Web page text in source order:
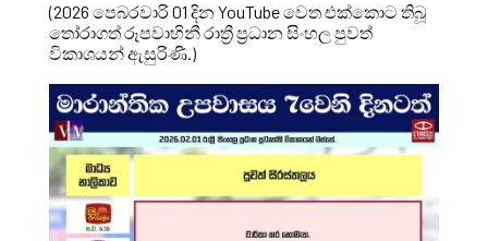
(2026 පෙබරවාරි 01 දින YouTube වෙත එක්කොට තිබූ
තෝරාගත් රූපවාහිනී රාත්‍රී ප්‍රධාන සිංහල පුවත්
විකාශයන් ඇසුරිණි.)